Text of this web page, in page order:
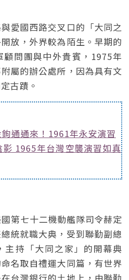
愛國西路交叉口的「大同之
放，外界較為陌生。早期的
顧問團與中外貴賓，1975年
屬的辦公處所，因為具有文
古蹟。
通通來！1961年永安演習
1965年台灣空襲演習如真
第七十二機動艦隊司令赫定
統就職大典，受到聯勤副總
主持「大同之家」的開幕典
名取自禮運大同篇，有世界